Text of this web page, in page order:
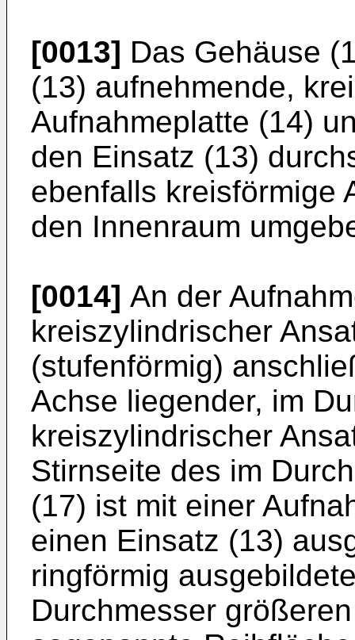
[0013] Das Gehäuse
(13) aufnehmende,
Aufnahmeplatte (14)
den Einsatz (13)
ebenfalls kreisförmige
den Innenraum
[0014] An der
kreiszylindrischer
(stufenförmig)
Achse liegender, im
kreiszylindrischer
Stirnseite des im
(17) ist mit einer
einen Einsatz (13)
ringförmig
Durchmesser